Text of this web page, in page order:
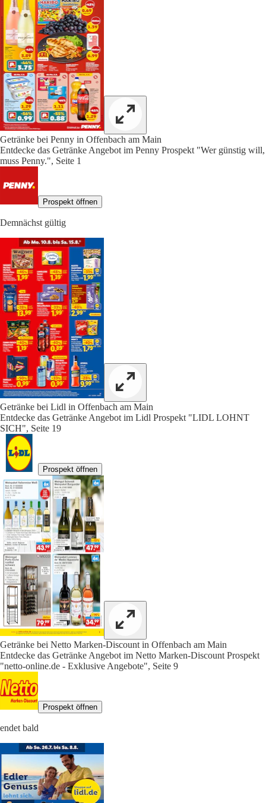
Getränke bei Penny in Offenbach am Main
Entdecke das Getränke Angebot im Penny Prospekt "Wer günstig will,
muss Penny.", Seite 1
Prospekt öffnen
Demnächst gültig
Getränke bei Lidl in Offenbach am Main
Entdecke das Getränke Angebot im Lidl Prospekt "LIDL LOHNT
SICH", Seite 19
Prospekt öffnen
Getränke bei Netto Marken-Discount in Offenbach am Main
Entdecke das Getränke Angebot im Netto Marken-Discount Prospekt
"netto-online.de - Exklusive Angebote", Seite 9
Prospekt öffnen
endet bald